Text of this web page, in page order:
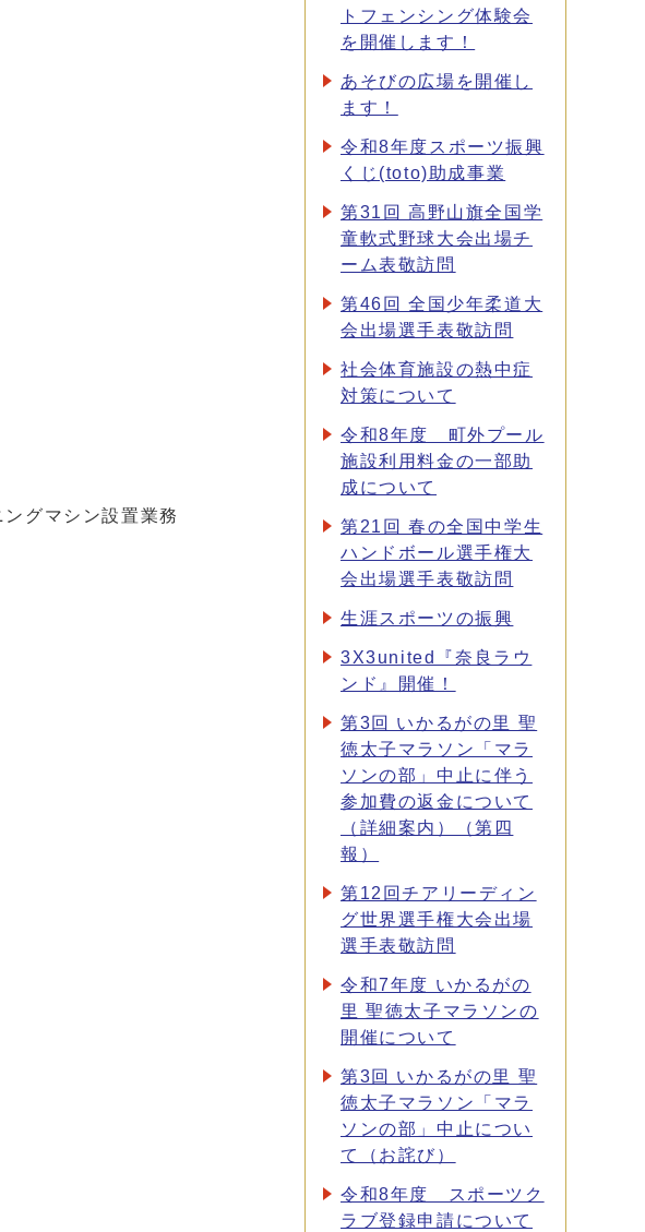
グマシン設置業務
トフェンシング体験会
を開催します！
あそびの広場を開催し
ます！
令和8年度スポーツ振興
くじ(toto)助成事業
第31回 高野山旗全国学
童軟式野球大会出場チ
ーム表敬訪問
第46回 全国少年柔道大
会出場選手表敬訪問
社会体育施設の熱中症
対策について
令和8年度 町外プール
施設利用料金の一部助
成について
第21回 春の全国中学生
ハンドボール選手権大
会出場選手表敬訪問
生涯スポーツの振興
3X3united『奈良ラウ
ンド』開催！
第3回 いかるがの里 聖
徳太子マラソン「マラ
ソンの部」中止に伴う
参加費の返金について
（詳細案内）（第四
報）
第12回チアリーディン
グ世界選手権大会出場
選手表敬訪問
令和7年度 いかるがの
里 聖徳太子マラソンの
開催について
第3回 いかるがの里 聖
徳太子マラソン「マラ
ソンの部」中止につい
て（お詫び）
令和8年度 スポーツク
ラブ登録申請について